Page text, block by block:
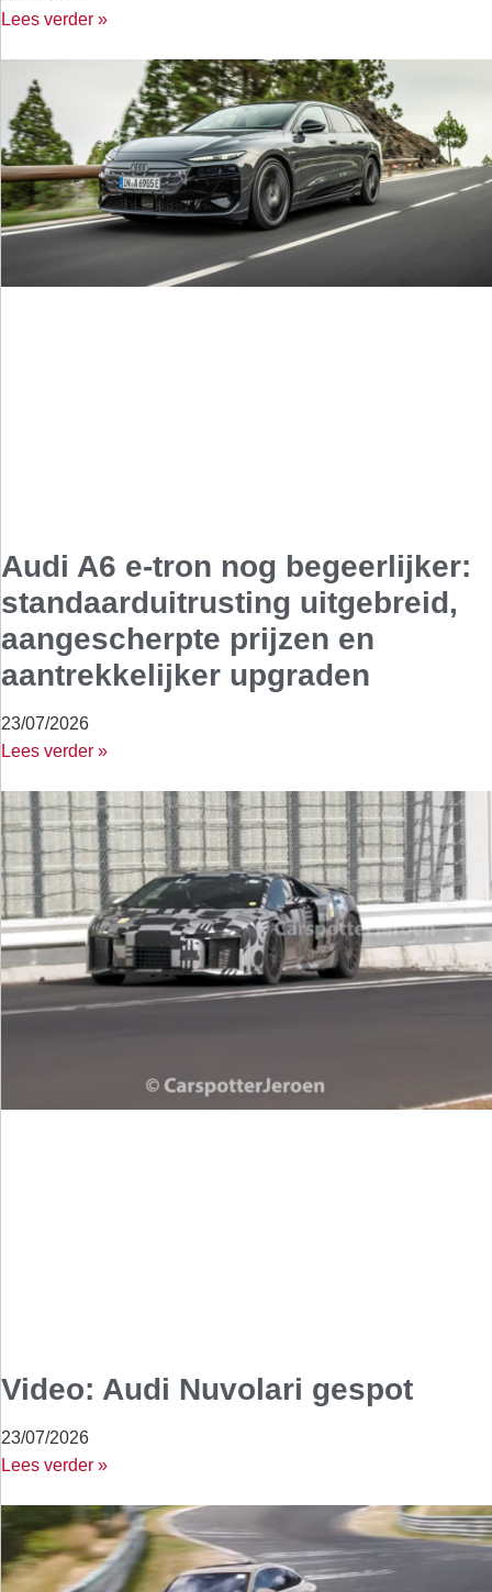
Lees verder »
Audi A6 e-tron nog begeerlijker:
standaarduitrusting uitgebreid,
aangescherpte prijzen en
aantrekkelijker upgraden
23/07/2026
Lees verder »
Video: Audi Nuvolari gespot
23/07/2026
Lees verder »